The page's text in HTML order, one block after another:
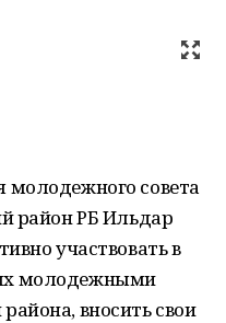
молодежного совета
район РБ Ильдар
участвовать в
молодежными
вносить свои